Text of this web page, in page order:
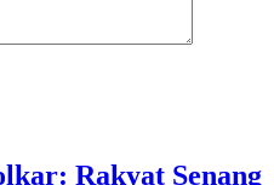
Rakyat Senang